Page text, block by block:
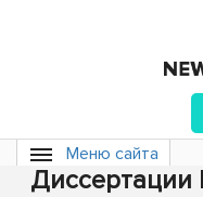
Меню сайта
Диссертации